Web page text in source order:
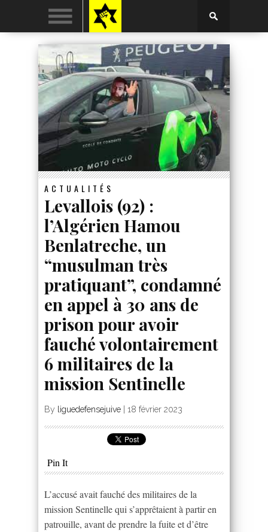
ACTUALITÉS
Levallois (92) :
l’Algérien Hamou
Benlatreche, un
“musulman très
pratiquant”, condamné
en appel à 30 ans de
prison pour avoir
fauché volontairement
6 militaires de la
mission Sentinelle
By liguedefensejuive 18 février 2023
Pin It
L’accusé avait fauché des militaires de la
mission Sentinelle qui s’apprêtaient à partir en
patrouille, avant de prendre la fuite et d’être